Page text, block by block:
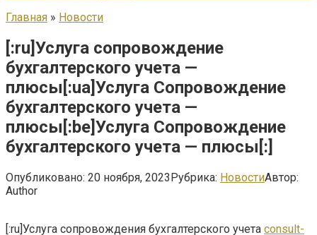
Главная » Новости
[:ru]Услуга сопровождение
бухгалтерского учета —
плюсы[:ua]Услуга Сопровождение
бухгалтерского учета —
плюсы[:be]Услуга Сопровождение
бухгалтерского учета — плюсы[:]
Опубликовано: 20 ноября, 2023Рубрика: НовостиАвтор:
Author
[:ru]Услуга сопровождения бухгалтерского учета consult-